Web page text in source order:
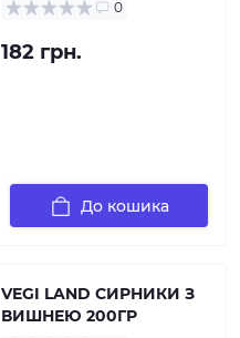
0
182 грн.
До кошика
VEGI LAND СИРНИКИ З
ВИШНЕЮ 200ГР